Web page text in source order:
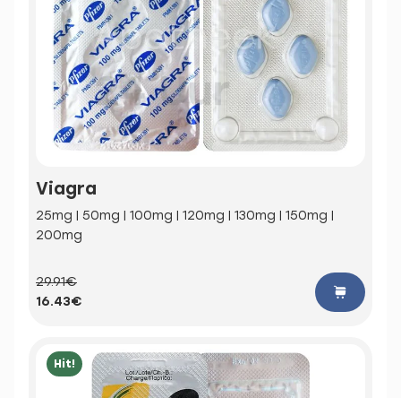
Viagra
25mg | 50mg | 100mg | 120mg | 130mg | 150mg |
200mg
29.91€
16.43€
Hit!